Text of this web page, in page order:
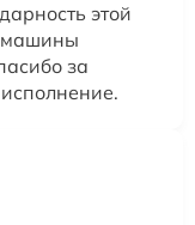
этой
машины
за